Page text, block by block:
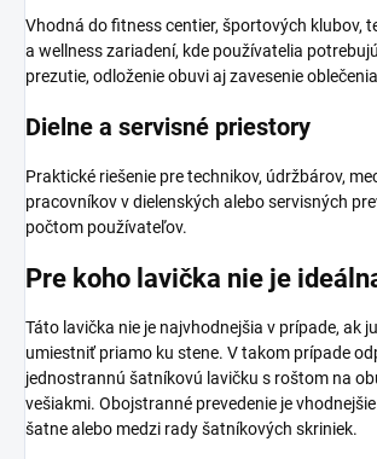
Vhodná do fitness centier, športových klubov,
a wellness zariadení, kde používatelia
prezutie, odloženie obuvi aj zavesenie
Dielne a servisné priestory
Praktické riešenie pre technikov, údržbárov,
pracovníkov v dielenských alebo servisných
počtom používateľov.
Pre koho lavička nie je
Táto lavička nie je najvhodnejšia v prípade, ak
umiestniť priamo ku stene. V takom prípade
jednostrannú šatníkovú lavičku s roštom na
vešiakmi. Obojstranné prevedenie je
šatne alebo medzi rady šatníkových skriniek.